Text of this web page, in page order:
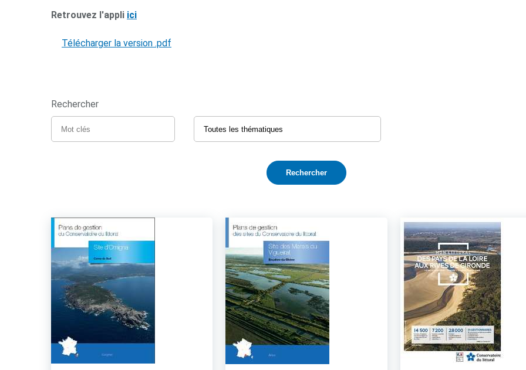
Retrouvez l'appli ici
Télécharger la version .pdf
Rechercher